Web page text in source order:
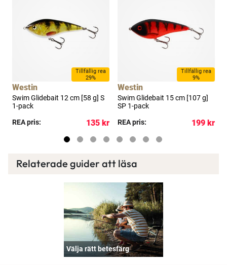
Tillfällig rea
29%
Westin
Swim Glidebait 12 cm [58 g] S
1-pack
REA pris:
135 kr
Tillfällig rea
9%
Westin
Swim Glidebait 15 cm [107 g]
SP 1-pack
REA pris:
199 kr
Relaterade guider att läsa
Välja rätt betesfärg